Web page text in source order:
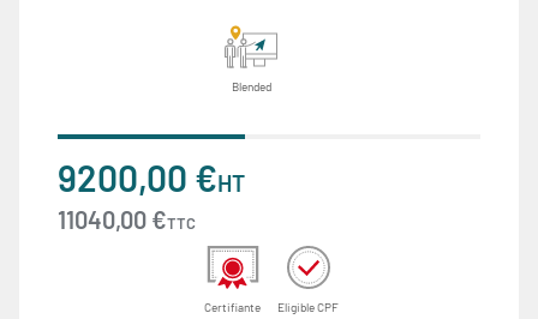
Blended
9200,00 €HT
11040,00 €TTC
Certifiante Eligible CPF